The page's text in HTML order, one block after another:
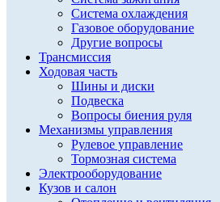
Система охлаждения
Газовое оборудование
Другие вопросы
Трансмиссия
Ходовая часть
Шины и диски
Подвеска
Вопросы биения руля
Механизмы управления
Рулевое управление
Тормозная система
Электрооборудование
Кузов и салон